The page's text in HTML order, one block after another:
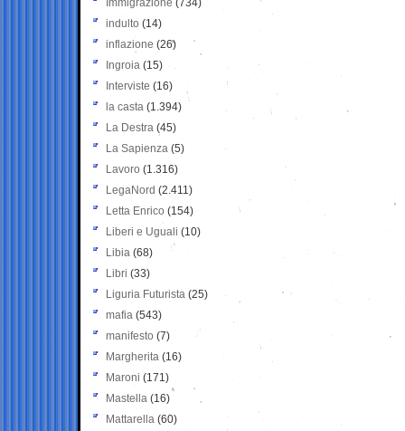
Immigrazione (734)
indulto (14)
inflazione (26)
Ingroia (15)
Interviste (16)
la casta (1.394)
La Destra (45)
La Sapienza (5)
Lavoro (1.316)
LegaNord (2.411)
Letta Enrico (154)
Liberi e Uguali (10)
Libia (68)
Libri (33)
Liguria Futurista (25)
mafia (543)
manifesto (7)
Margherita (16)
Maroni (171)
Mastella (16)
Mattarella (60)